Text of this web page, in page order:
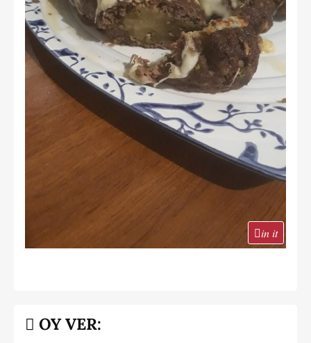
in it
OY VER: